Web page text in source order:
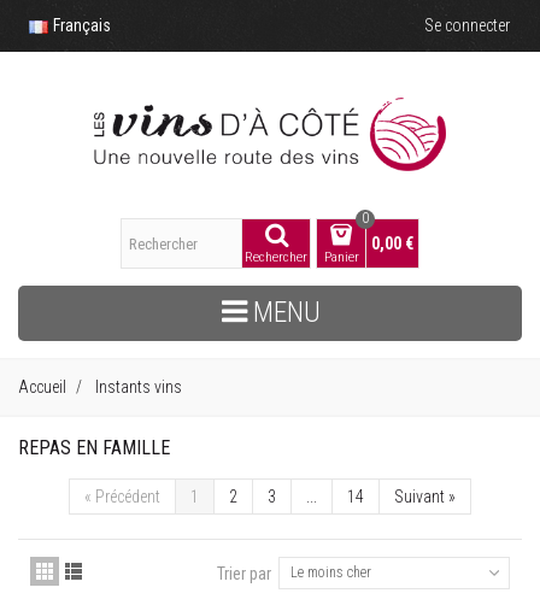
Français Se connecter
Rechercher Panier
0
0,00 €
MENU
Accueil Instants vins
REPAS EN FAMILLE
« Précédent 1 2 3 14 Suivant »
Trier par Le moins cher